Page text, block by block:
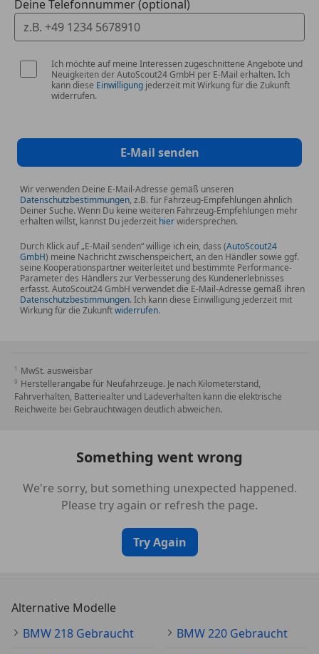
(Prävention Heckkollision)
Fahrassistenz-System: Querverkehrs-Assistent
Fahrassistenz-System: Spurwechsel-Warnsystem
Fahrassistenz-System: Verkehrszeichenerkennung
mit Speed Limit-Assistent
Funktion
Kilometertacho
Ölwartungsintervall 24 Monate/30.000 km
Personal eSIM
Verkehrszeichenerkennung
Außenausstattung
Dachreling Hochglanz Shadow-Line
Heckklappenbetätigung automatisch
Anti-Blockier-System (ABS)
Diebstahl-Warnanlage mit Innenraumabsicherung
Dynamische Stabilitäts-Control (DSC)
Fahrassistenz-System: Aufmerksamkeits-Assistent
Notbremsfunktion (Active PDC)
Geschwindigkeits-Begrenzeranlage (Speed Limit
Kopf-Airbag-System hinten
Reifenpannen-Anzeige
Scheinwerfer LED
Deine Telefonnummer (optional)
Ich möchte auf meine Interessen zugeschnittene Angebote und
Neuigkeiten der AutoScout24 GmbH per E-Mail erhalten. Ich
kann diese Einwilligung jederzeit mit Wirkung für die Zukunft
widerrufen.
E-Mail senden
Wir verwenden Deine E-Mail-Adresse gemäß unseren
Datenschutzbestimmungen, z.B. für Fahrzeug-Empfehlungen ähnlich
Deiner Suche. Wenn Du keine weiteren Fahrzeug-Empfehlungen mehr
erhalten willst, kannst Du jederzeit hierwidersprechen.
Durch Klick auf „E-Mail senden“ willige ich ein, dass (AutoScout24
GmbH) meine Nachricht zwischenspeichert, an den Händler sowie ggf.
seine Kooperationspartner weiterleitet und bestimmte Performance-
Parameter des Händlers zur Verbesserung des Kundenerlebnisses
erfasst. AutoScout24 GmbH verwendet die E-Mail-Adresse gemäß ihren
Datenschutzbestimmungen. Ich kann diese Einwilligung jederzeit mit
Wirkung für die Zukunftwiderrufen.
MwSt. ausweisbar
Herstellerangabe für Neufahrzeuge. Je nach Kilometerstand,
Fahrverhalten, Batteriealter und Ladeverhalten kann die elektrische
Reichweite bei Gebrauchtwagen deutlich abweichen.
Something went wrong
We're sorry, but something unexpected happened.
Please try again or refresh the page.
Try Again
Alternative Modelle
BMW 218 Gebraucht
BMW 220 Gebraucht